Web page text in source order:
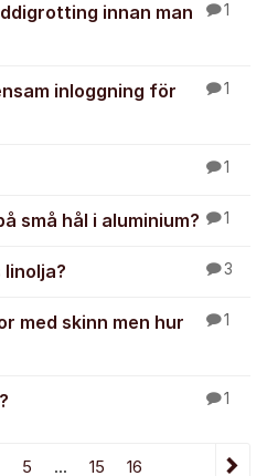
innan man
1
inloggning för
1
1
små hål i aluminium? 1
3
med skinn men hur
1
1
5 ... 15 16